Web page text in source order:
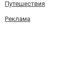
Путешествия
Реклама